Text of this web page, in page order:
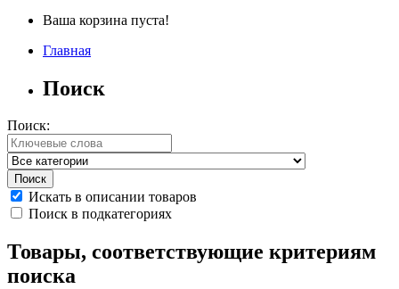
Ваша корзина пуста!
Главная
Поиск
Поиск:
Искать в описании товаров
Поиск в подкатегориях
Товары, соответствующие критериям
поиска